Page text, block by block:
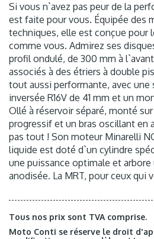
Si vous n`avez pas peur de la
est faite pour vous. Équipée des
techniques, elle est conçue pour
comme vous. Admirez ses
profil ondulé, de 300 mm à
associés à des étriers à double
tout aussi performante, avec une
inversée R16V de 41 mm et un
Ollé à réservoir séparé, monté
progressif et un bras oscillant en
pas tout ! Son moteur Minarelli
liquide est doté d`un cylindre
une puissance optimale et
anodisée. La MRT, pour ceux qui
Tous nos prix sont TVA comprise.
Moto Conti se réserve le droit